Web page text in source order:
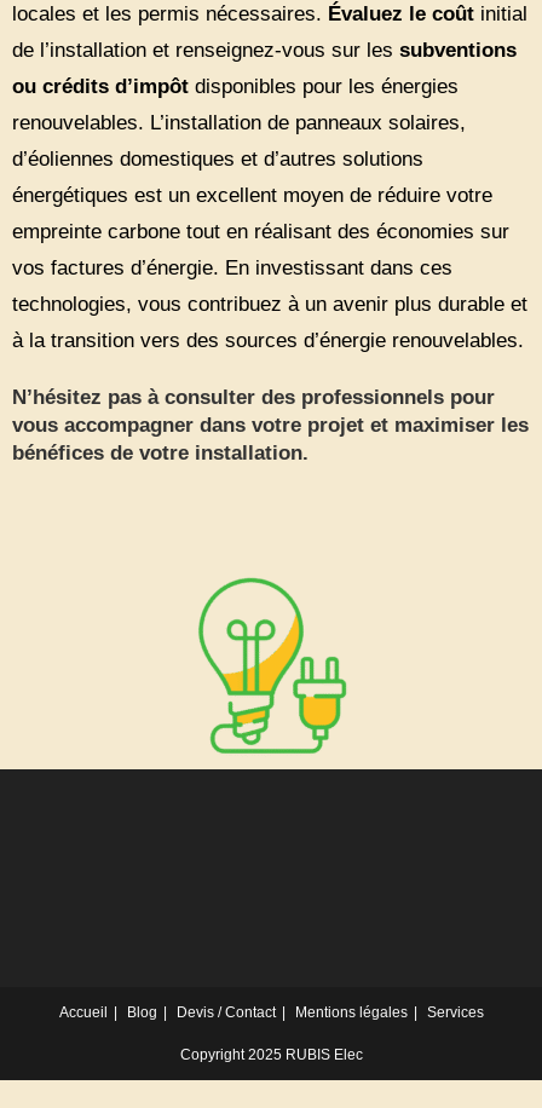
locales et les permis nécessaires. Évaluez le coût initial
de l’installation et renseignez-vous sur les subventions
ou crédits d’impôt disponibles pour les énergies
renouvelables. L’installation de panneaux solaires,
d’éoliennes domestiques et d’autres solutions
énergétiques est un excellent moyen de réduire votre
empreinte carbone tout en réalisant des économies sur
vos factures d’énergie. En investissant dans ces
technologies, vous contribuez à un avenir plus durable et
à la transition vers des sources d’énergie renouvelables.
N’hésitez pas à consulter des professionnels pour
vous accompagner dans votre projet et maximiser les
bénéfices de votre installation.
Accueil Blog Devis / Contact Mentions légales Services
Copyright 2025 RUBIS Elec